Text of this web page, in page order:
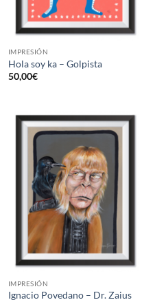
IMPRESIÓN
Hola soy ka – Golpista
50,00€
IMPRESIÓN
Ignacio Povedano – Dr. Zaius